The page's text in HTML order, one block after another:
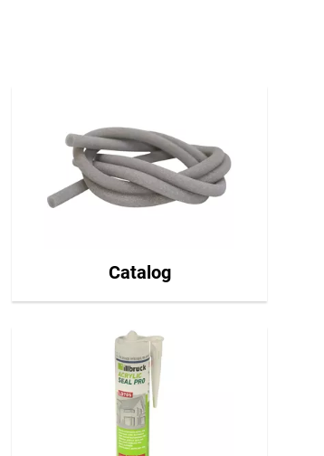
Catalog